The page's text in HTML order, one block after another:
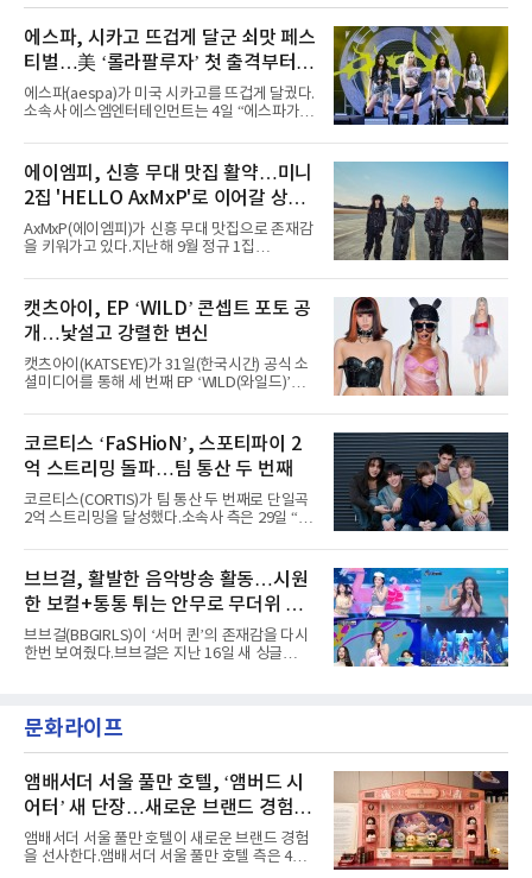
에스파, 시카고 뜨겁게 달군 쇠맛 페스
티벌…美 ‘롤라팔루자’ 첫 출격부터
증명한 존재감
에스파(aespa)가 미국 시카고를 뜨겁게 달궜다.
소속사 에스엠엔터테인먼트는 4일 “에스파가
서 열린 ‘롤라팔루자 시카고’(Lollapalooza
Chicago)의 알리안츠 스테이지에 올랐다”며
“총 14곡으로 구성된 세트리스트를 선사, 데뷔 7
년 차다운 노련한 무대 매너와 파워풀한 에너지
로 현장의 분위기를 압도했다”고 밝혔다.1991
년 시작된 ‘롤라팔루자’는 8개 스테이지, 170여
팀의 아티스트와 40만 명 이상의 관객이 운집하
코르티스 등 K팝 스타들이 출연진 명단에 이름
을 올렸다.이날 에스파는
에이엠피, 신흥 무대 맛집 활약…미니
2집 'HELLO AxMxP'로 이어갈 상승
세
AxMxP(에이엠피)가 신흥 무대 맛집으로 존재감
을 키워가고 있다.지난해 9월 정규 1집
AxMxP는 데뷔 전부터 버스킹과 각종 페스티벌,
공연 무대에 오르며 실전 경험을 쌓아왔다.이들
은 소속사 패밀리 콘서트를 비롯해 '뷰티풀 민트
라이프 2025', '2025 부산국제록페스티벌' 등 대
형 무대에 잇달아 출연해 당찬 에너지와 풋풋한
매력으로 음악팬들의 눈도장을 찍었다.이후
AxMxP는 '카운트다운 판타지 2025-2026',
정적인 실력을 입증했고, 올해 '2026 어썸뮤직
페스티벌', '뷰티풀 민트 라이프 2026', '2026
캣츠아이, EP ‘WILD’ 콘셉트 포토 공
개…낯설고 강렬한 변신
캣츠아이(KATSEYE)가 31일(한국시간) 공식 소
셜미디어를 통해 세 번째 EP ‘WILD(와일드)’의
heart(와일드 하트)’라는 제목이 붙은 콘셉트 포
토에는 멤버들의 본능적이고 야성적인 면모가
강렬하게 담겼다. 짙은 아이섀도와 푸른빛·금빛·
붉은빛의 컬러 렌즈가 비현실적인 분위기를 자
아내고, 여러 원색이 불규칙하게 뒤섞인 멀티컬
러 헤어와 과감한 블루·블랙 립 메이크업이 낯설
고도 매혹적인 비주얼을 완성했다.스타일링 역
엣을 거침없이 결합했다. 멤버들은 각기 다른 개
성을 살린 스타일링을 선
코르티스 ‘FaSHioN’, 스포티파이 2
억 스트리밍 돌파…팀 통산 두 번째
코르티스(CORTIS)가 팀 통산 두 번째로 단일곡
2억 스트리밍을 달성했다.소속사 측은 29일 “코
벌 오디오·음원 스트리밍 플랫폼 스포티파이에
서 27일 자로 누적 재생 수 2억 회를 돌파했
다”고 밝혔다.곡이 발표된 지 약 10개월 만이다.
팀의 첫 번째 2억 스트리밍 곡은 동일 음반에 수
록된 ‘GO!’다. 이 노래는 공개 약 9개월 만인 지
난달 26일 자에 2억 고지를 밟았다. 이는 최근 5
년 내 데뷔한 보이그룹의 곡 중 최단기 2억 달성
했다. “내 티, 5 bucks 바지는, 만원” 등 멤버들
의 라이프 스타일
브브걸, 활발한 음악방송 활동…시원
한 보컬+통통 튀는 안무로 무더위 사
냥
브브걸(BBGIRLS)이 ‘서머 퀸’의 존재감을 다시
한번 보여줬다.브브걸은 지난 16일 새 싱글
MBC '쇼! 음악중심', SBS '인기가요' 등 주요 음
악방송 무대에 올라 화려한 퍼포먼스를 펼쳤다.
력을 앞세워 매 무대 색다른 볼거리를 선사했다.
특히 화사한 파스텔 톤의 비치웨어부터 청량한
마린룩, 햇살 아래 반짝이는 물결을 연상시키는
스커트, 강렬한 붉은 계열의 스타일링까지 각기
다른 매력을 선보였다. 브브걸은 다채로운 여름
패션을 완벽하게 소화하며 보
문화라이프
앰배서더 서울 풀만 호텔, ‘앰버드 시
어터’ 새 단장…새로운 브랜드 경험 선
사
앰배서더 서울 풀만 호텔이 새로운 브랜드 경험
을 선사한다.앰배서더 서울 풀만 호텔 측은 4일